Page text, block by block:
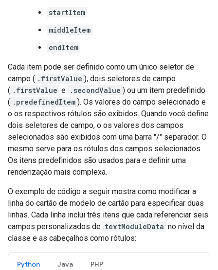
startItem
middleItem
endItem
Cada item pode ser definido como um único seletor de
campo ( .firstValue ), dois seletores de campo
( .firstValue e .secondValue ) ou um item predefinido
( .predefinedItem ). Os valores do campo selecionado e
o os respectivos rótulos são exibidos. Quando você define
dois seletores de campo, o os valores dos campos
selecionados são exibidos com uma barra "/" separador. O
mesmo serve para os rótulos dos campos selecionados.
Os itens predefinidos são usados para e definir uma
renderização mais complexa.
O exemplo de código a seguir mostra como modificar a
linha do cartão de modelo de cartão para especificar duas
linhas. Cada linha inclui três itens que cada referenciar seis
campos personalizados de textModuleData no nível da
classe e as cabeçalhos como rótulos:
Python Java PHP